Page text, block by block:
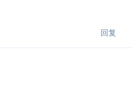
回复